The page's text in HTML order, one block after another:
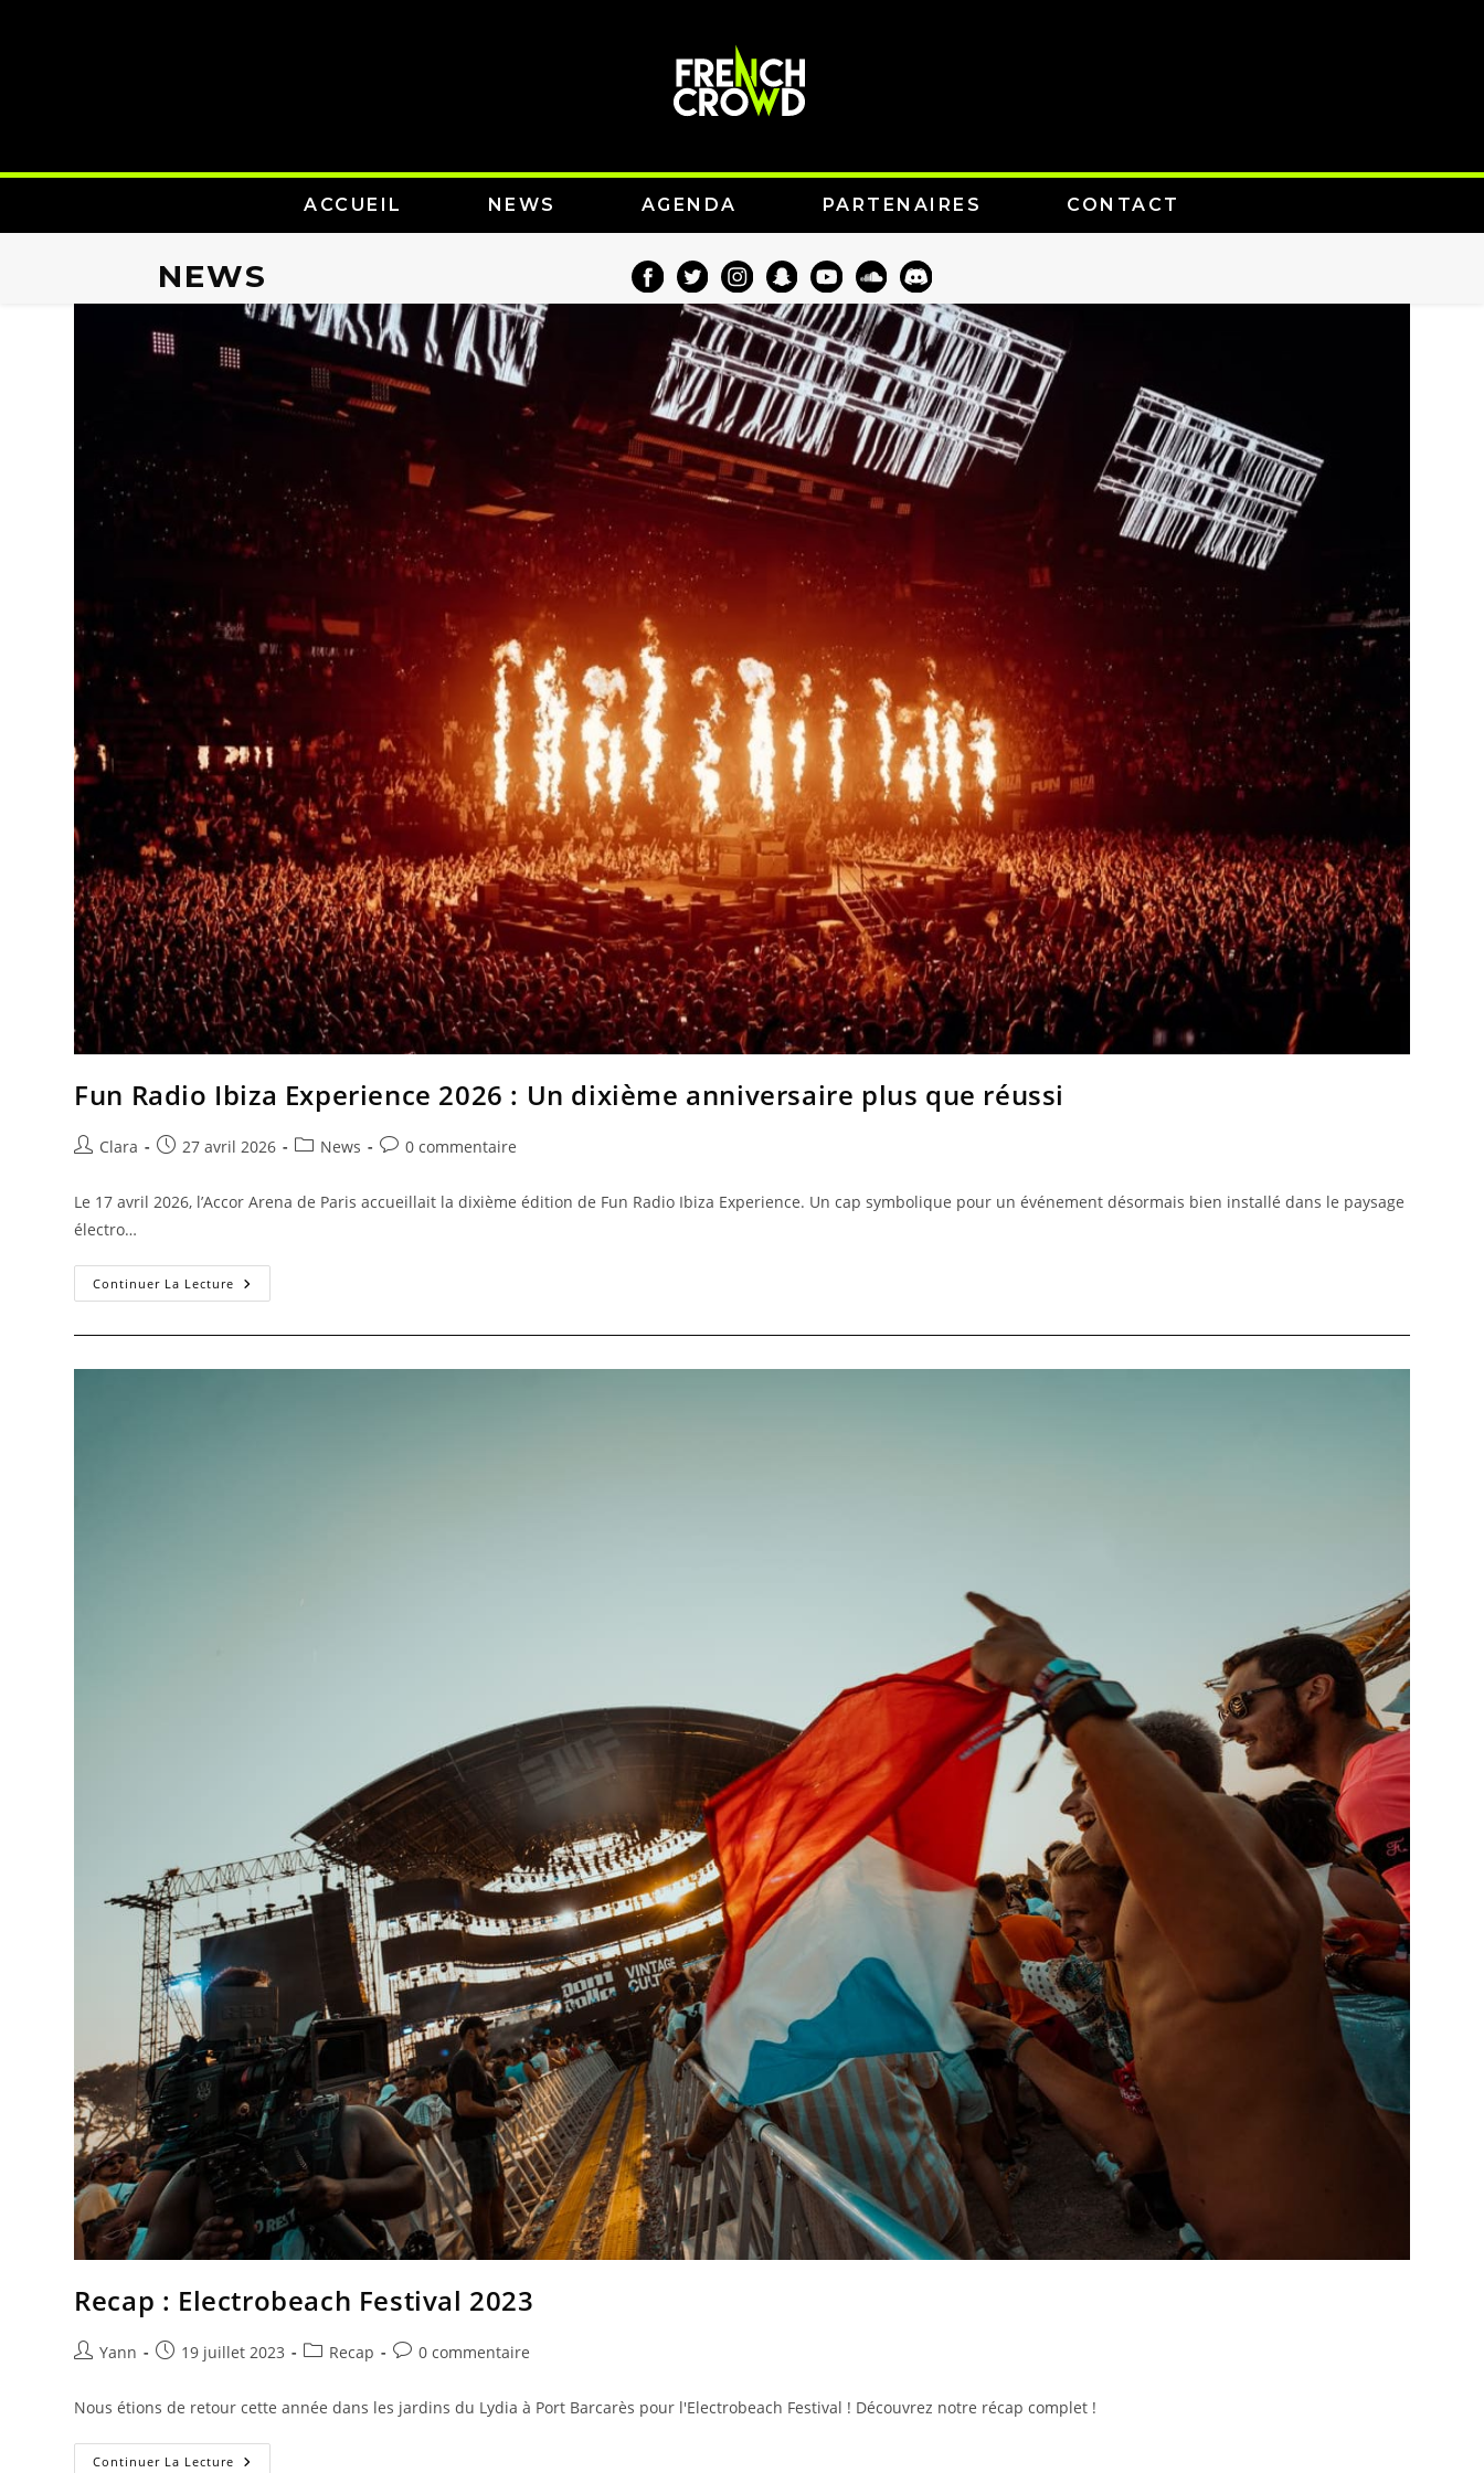
ACCUEIL NEWS AGENDA PARTENAIRES CONTACT
NEWS
Fun Radio Ibiza Experience 2026 : Un dixième anniversaire plus que réussi
Clara 27 avril 2026 News 0 commentaire
Le 17 avril 2026, l’Accor Arena de Paris accueillait la dixième édition de Fun Radio Ibiza Experience. Un cap symbolique pour un événement désormais bien installé dans le paysage
électro…
Continuer La Lecture
Recap : Electrobeach Festival 2023
Yann 19 juillet 2023 Recap 0 commentaire
Nous étions de retour cette année dans les jardins du Lydia à Port Barcarès pour l'Electrobeach Festival ! Découvrez notre récap complet !
Continuer La Lecture